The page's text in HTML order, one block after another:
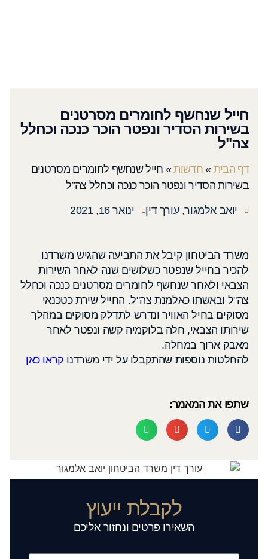
חייל שנחשף לחומרים מסרטנים
בשירות הסדיר ונפטר הוכר כנכה וכחלל
צה"ל
דף הבית »חדשות» חייל שנחשף לחומרים מסרטנים
בשירות הסדיר ונפטר הוכר כנכה וכחלל צה”ל
יואב אלמגור, עורך דין ינואר 16, 2021
משרד הביטחון קיבל את התביעה שהגיש משרדנו
להכיר בחייל שנפטר כשלושים שנה לאחר השירות
הצבאי ולאחר שנחשף לחומרים מסרטנים כנכה וכחלל
צה"ל ובאשתו כאלמנת צה"ל. החייל שירת כטכנאי
מסוקים בחיל האוויר ונדרש לתדלק מסוקים במהלך
שירותו הצבאי, חלה בלוקמיה קשה ונפטר לאחר
מאבק ארוך במחלה.
להחלטות נוספות שהתקבלו על ידי משרדנו קראו כאן
שתפו את המאמר:
לקבלת ייעוץ
השאירו פרטים ונחזור אליכם